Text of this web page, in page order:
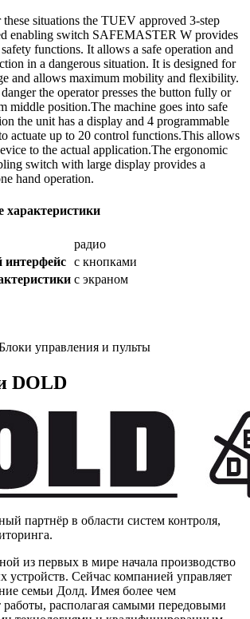
situations the TUEV approved 3-step
enabling switch SAFEMASTER W provides
safety functions. It allows a safe operation and
in a dangerous situation. It is designed for
and allows maximum mobility and flexibility.
the operator presses the button fully or
middle position.The machine goes into safe
the unit has a display and 4 programmable
actuate up to 20 control functions.This allows
to the actual application.The ergonomic
switch with large display provides a
hand operation.
характеристики
радио
с кнопками
с экраном
управления и пульты
DOLD
партнёр в области систем контроля,
из первых в мире начала производство
устройств. Сейчас компанией управляет
семьи Долд. Имея более чем
располагая самыми передовыми